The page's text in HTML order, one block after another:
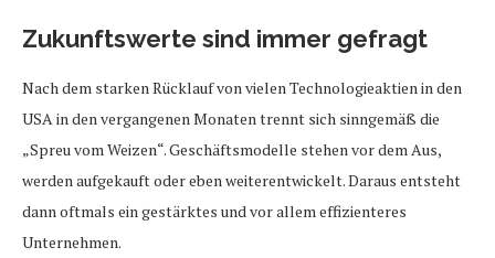
Zukunftswerte sind immer gefragt
Nach dem starken Rücklauf von vielen Technologieaktien in den
USA in den vergangenen Monaten trennt sich sinngemäß die
„Spreu vom Weizen“. Geschäftsmodelle stehen vor dem Aus,
werden aufgekauft oder eben weiterentwickelt. Daraus entsteht
dann oftmals ein gestärktes und vor allem effizienteres
Unternehmen.